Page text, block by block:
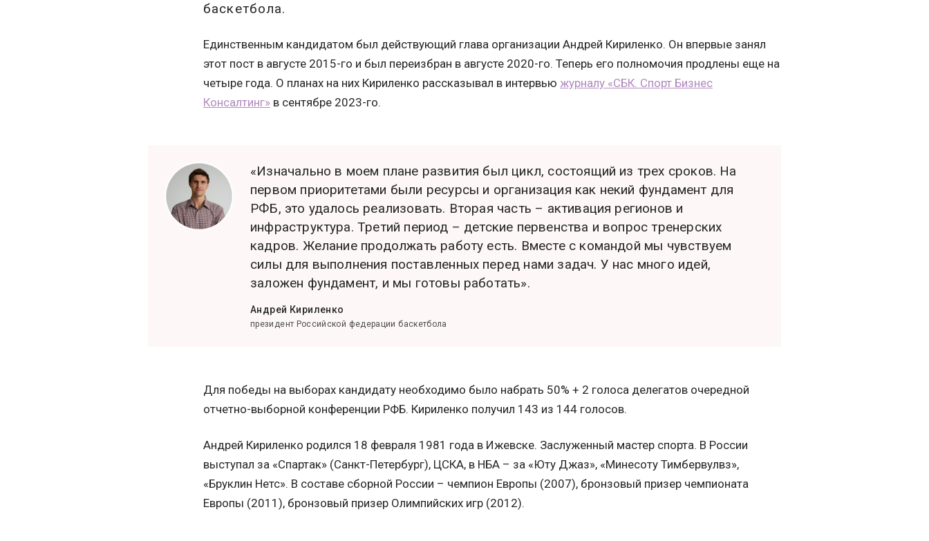
баскетбола.
Единственным кандидатом был действующий глава организации Андрей Кириленко. Он впервые занял
этот пост в августе 2015-го и был переизбран в августе 2020-го. Теперь его полномочия продлены еще на
четыре года. О планах на них Кириленко рассказывал в интервью журналу «СБК. Спорт Бизнес
Консалтинг» в сентябре 2023-го.
«Изначально в моем плане развития был цикл, состоящий из трех сроков. На
первом приоритетами были ресурсы и организация как некий фундамент для
РФБ, это удалось реализовать. Вторая часть – активация регионов и
инфраструктура. Третий период – детские первенства и вопрос тренерских
кадров. Желание продолжать работу есть. Вместе с командой мы чувствуем
силы для выполнения поставленных перед нами задач. У нас много идей,
заложен фундамент, и мы готовы работать».
Андрей Кириленко
президент Российской федерации баскетбола
Для победы на выборах кандидату необходимо было набрать 50% + 2 голоса делегатов очередной
отчетно-выборной конференции РФБ. Кириленко получил 143 из 144 голосов.
Андрей Кириленко родился 18 февраля 1981 года в Ижевске. Заслуженный мастер спорта. В России
выступал за «Спартак» (Санкт-Петербург), ЦСКА, в НБА – за «Юту Джаз», «Минесоту Тимбервулвз»,
«Бруклин Нетс». В составе сборной России – чемпион Европы (2007), бронзовый призер чемпионата
Европы (2011), бронзовый призер Олимпийских игр (2012).